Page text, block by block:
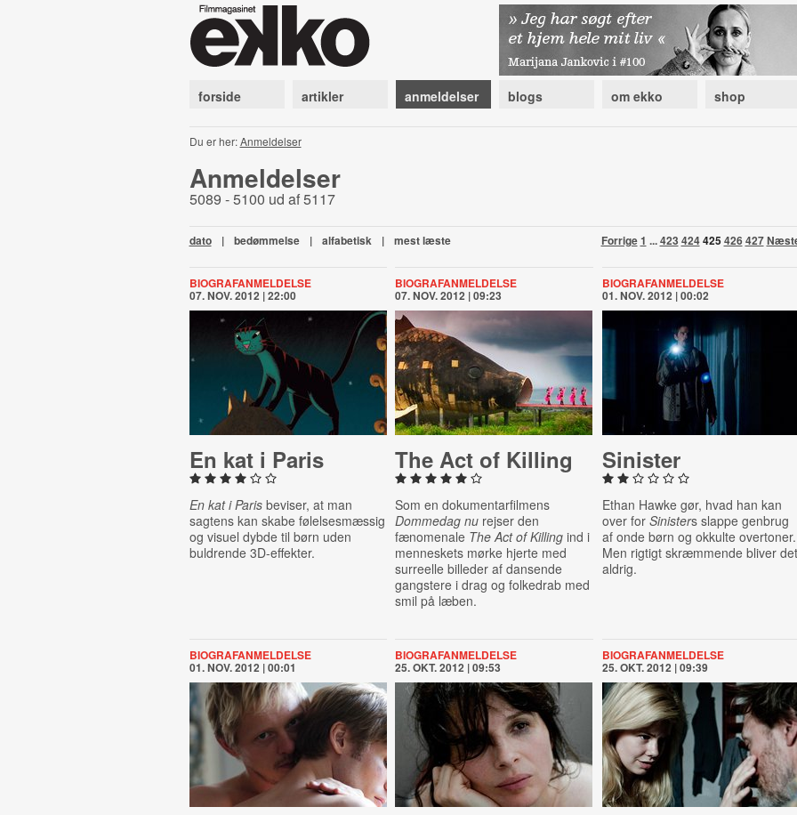
forside artikler anmeldelser blogs om ekko shop
Du er her:Anmeldelser
Anmeldelser
5089 - 5100 ud af 5117
Forrige1 ...423 424425426427
dato | bedømmelse | alfabetisk | mest læste
BIOGRAFANMELDELSE
07. NOV. 2012 | 22:00
En kat i Paris
En kat i Paris beviser, at man
sagtens kan skabe følelsesmæssig
og visuel dybde til børn uden
buldrende 3D-effekter.
BIOGRAFANMELDELSE
07. NOV. 2012 | 09:23
The Act of Killing
Som en dokumentarfilmens
Dommedag nu rejser den
fænomenale The Act of Killing ind i
menneskets mørke hjerte med
surreelle billeder af dansende
gangstere i drag og folkedrab med
smil på læben.
BIOGRAFANMELDELSE
01. NOV. 2012 | 00:02
Sinister
Ethan Hawke gør, hvad han kan
over for Sinisters slappe genbrug
af onde børn og okkulte overtoner.
Men rigtigt skræmmende bliver det
aldrig.
BIOGRAFANMELDELSE
01. NOV. 2012 | 00:01
BIOGRAFANMELDELSE
25. OKT. 2012 | 09:53
BIOGRAFANMELDELSE
25. OKT. 2012 | 09:39